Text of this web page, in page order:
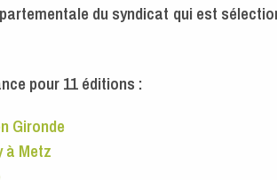
du syndicat qui est
pour 11 éditions :
Gironde
à Metz